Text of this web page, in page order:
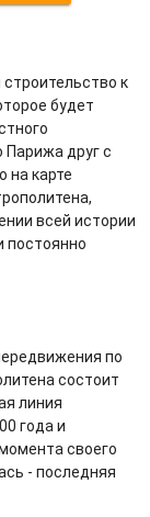
к
будет
друг с
на карте
всей истории
постоянно
по
состоит
линия
года и
своего
- последняя